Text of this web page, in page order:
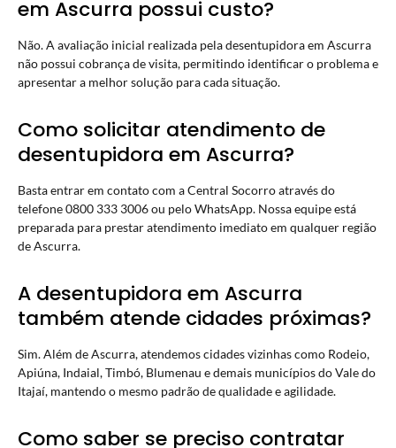
em Ascurra possui custo?
Não. A avaliação inicial realizada pela desentupidora em Ascurra
não possui cobrança de visita, permitindo identificar o problema e
apresentar a melhor solução para cada situação.
Como solicitar atendimento de
desentupidora em Ascurra?
Basta entrar em contato com a Central Socorro através do
telefone 0800 333 3006 ou pelo WhatsApp. Nossa equipe está
preparada para prestar atendimento imediato em qualquer região
de Ascurra.
A desentupidora em Ascurra
também atende cidades próximas?
Sim. Além de Ascurra, atendemos cidades vizinhas como Rodeio,
Apiúna, Indaial, Timbó, Blumenau e demais municípios do Vale do
Itajaí, mantendo o mesmo padrão de qualidade e agilidade.
Como saber se preciso contratar